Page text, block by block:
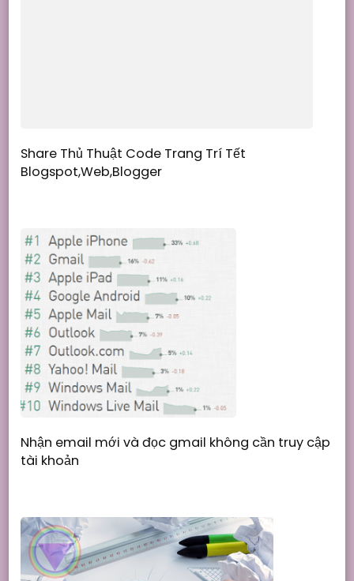
Share Thủ Thuật Code Trang Trí Tết
Blogspot,Web,Blogger
Nhận email mới và đọc gmail không cần truy cập
tài khoản